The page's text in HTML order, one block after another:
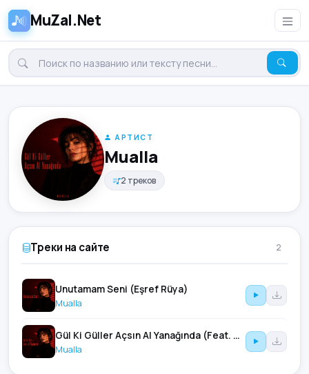
MuZal.Net
АРТИСТ
Mualla
2 треков
Треки на сайте 2
Unutamam Seni (Eşref Rüya)
Mualla
Gül Ki Güller Açsın Al Yanağında (Feat. Alaz Anatolia, Asel Can & Erol Sever Official)
Mualla